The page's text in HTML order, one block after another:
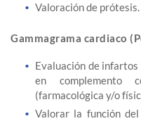
Valoración de prótesis.
Gammagrama cardiaco
Evaluación de
en complemento
(farmacológica y/o
Valorar la función